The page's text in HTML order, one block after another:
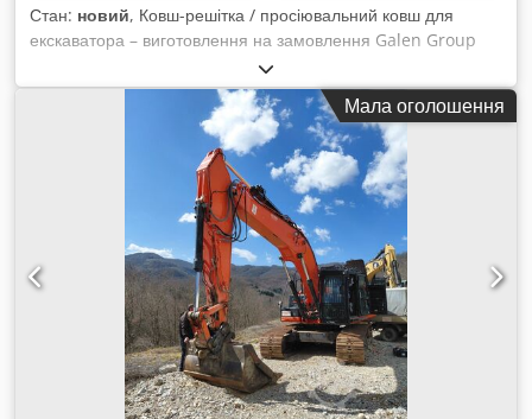
Стан: новий, Ковш-решітка / просіювальний ковш для
екскаватора – виготовлення на замовлення Galen Group
виробляє міцні ковші-решітки та просіювальні ковші для
екскаваторів усіх марок і з різною експлуатаційною вагою.
Кожен ковш розробляється відповідно до моделі
екскаватора, умов експлуатації, необхідної ширини ковша
та розміру отворів просіювальної решітки. Основні сфери
застосування * Розділення каменів, ґрунту, гравію та
будівельного сміття * Просіювання та сортування вийнятого
ґрунту * Застосування в кар’єрах і гірничодобувній
промисловості * Роботи з демонтажу та переробки *
Очищення річок і каналів * Ландшафтні та
сільськогосподарські роботи * Сортування матеріалів для
засипки та зворотного засипання Характеристики продукту
* Конструкція, виготовлена на замовлення, для конкретної
марки та моделі екскаватора * Різні розміри отворів
просіювальної решітки за запитом * Міцна посилена
Мала оголошення